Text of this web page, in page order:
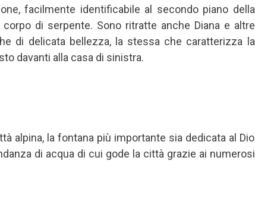
facilmente identificabile al secondo piano della
di serpente. Sono ritratte anche Diana e altre
di delicata bellezza, la stessa che caratterizza la
davanti alla casa di sinistra.
alpina, la fontana più importante sia dedicata al Dio
di acqua di cui gode la città grazie ai numerosi